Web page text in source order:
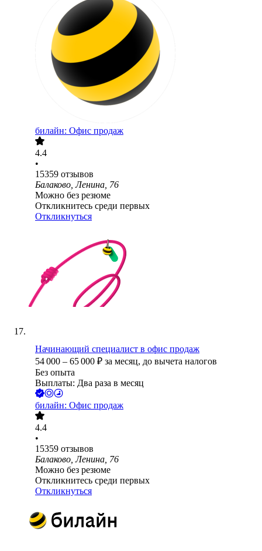
билайн: Офис продаж
4.4
•
15359 отзывов
Балаково, Ленина, 76
Можно без резюме
Откликнитесь среди первых
Откликнуться
Начинающий специалист в офис продаж
54 000 – 65 000 ₽ за месяц, до вычета налогов
Без опыта
Выплаты: Два раза в месяц
билайн: Офис продаж
4.4
•
15359 отзывов
Балаково, Ленина, 76
Можно без резюме
Откликнитесь среди первых
Откликнуться